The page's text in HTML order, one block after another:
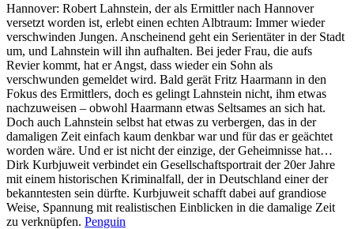
Schatten
und
Licht
Hannover: Robert Lahnstein, der als Ermittler nach Hannover
versetzt worden ist, erlebt einen echten Albtraum: Immer wieder
verschwinden Jungen. Anscheinend geht ein Serientäter in der Stadt
um, und Lahnstein will ihn aufhalten. Bei jeder Frau, die aufs
Revier kommt, hat er Angst, dass wieder ein Sohn als
verschwunden gemeldet wird. Bald gerät Fritz Haarmann in den
Fokus des Ermittlers, doch es gelingt Lahnstein nicht, ihm etwas
nachzuweisen – obwohl Haarmann etwas Seltsames an sich hat.
Doch auch Lahnstein selbst hat etwas zu verbergen, das in der
damaligen Zeit einfach kaum denkbar war und für das er geächtet
worden wäre. Und er ist nicht der einzige, der Geheimnisse hat…
Dirk Kurbjuweit verbindet ein Gesellschaftsportrait der 20er Jahre
mit einem historischen Kriminalfall, der in Deutschland einer der
bekanntesten sein dürfte. Kurbjuweit schafft dabei auf grandiose
Weise, Spannung mit realistischen Einblicken in die damalige Zeit
zu verknüpfen. Penguin